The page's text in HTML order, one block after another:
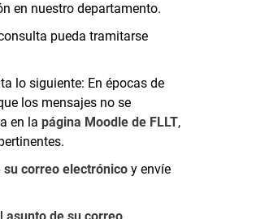
en nuestro departamento.
pueda tramitarse
lo siguiente: En épocas de
los mensajes no se
en lapágina Moodle de FLLT,
correo electrónico y envíe